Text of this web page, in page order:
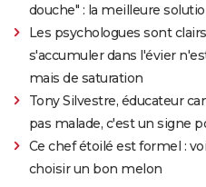
douche" : la meilleure
Les psychologues sont
s'accumuler dans l'évier
mais de saturation
Tony Silvestre, éducateur
pas malade, c'est un signe
Ce chef étoilé est formel :
choisir un bon melon